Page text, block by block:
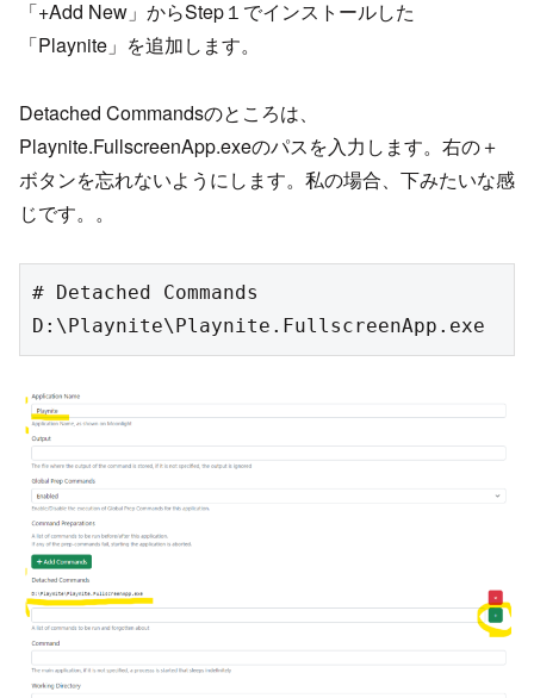
「+Add New」からStep１でインストールした
「Playnite」を追加します。
Detached Commandsのところは、
Playnite.FullscreenApp.exeのパスを入力します。右の＋
ボタンを忘れないようにします。私の場合、下みたいな感
じです。。
# Detached Commands
D:\Playnite\Playnite.FullscreenApp.exe